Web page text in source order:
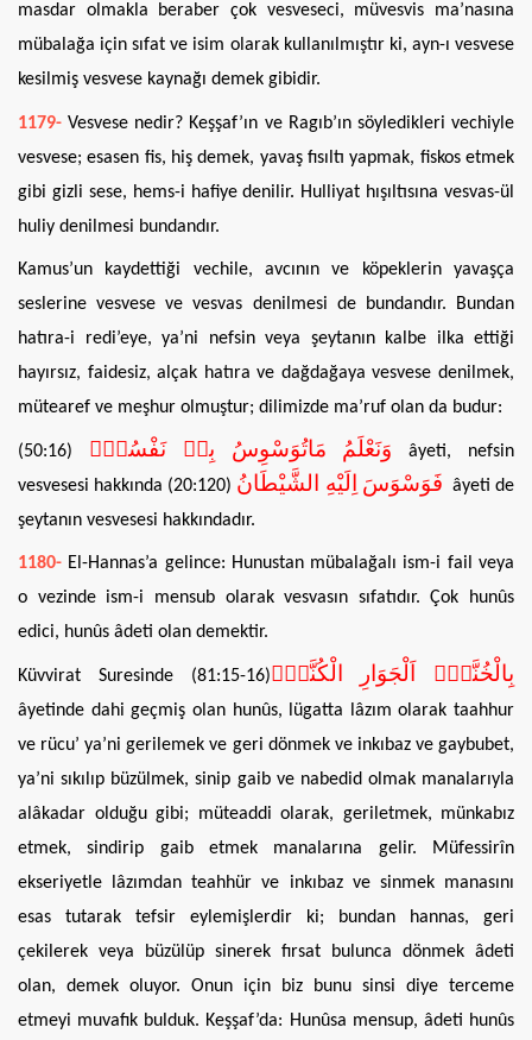
masdar olmakla beraber çok vesveseci, müvesvis ma’nasına
mübalağa için sıfat ve isim olarak kullanılmıştır ki, ayn-ı vesvese
kesilmiş vesvese kaynağı demek gibidir.
1179-Vesvese nedir? Keşşaf’ın ve Ragıb’ın söyledikleri vechiyle
vesvese; esasen fis, hiş demek, yavaş fısıltı yapmak, fiskos etmek
gibi gizli sese, hems-i hafiye denilir. Hulliyat hışıltısına vesvas-ül
huliy denilmesi bundandır.
Kamus’un kaydettiği vechile, avcının ve köpeklerin yavaşça
seslerine vesvese ve vesvas denilmesi de bundandır. Bundan
hatıra-i redi’eye, ya’ni nefsin veya şeytanın kalbe ilka ettiği
hayırsız, faidesiz, alçak hatıra ve dağdağaya vesvese denilmek,
mütearef ve meşhur olmuştur; dilimizde ma’ruf olan da budur:
(50:16) وَنَعْلَمُ مَاتُوَسْوِسُ بِه۪ نَفْسُهُۚ
âyeti, nefsin
vesvesesi hakkında (20:120) فَوَسْوَسَ اِلَيْهِ الشَّيْطَانُ âyeti de
şeytanın vesvesesi hakkındadır.
1180- El-Hannas’a gelince: Hunustan mübalağalı ism-i fail veya
o vezinde ism-i mensub olarak vesvasın sıfatıdır. Çok hunûs
edici, hunûs âdeti olan demektir.
Küvvirat Suresinde (81:15-16)بِالْخُنَّسِۙ اَلْجَوَارِ الْكُنَّسِۙ
âyetinde dahi geçmiş olan hunûs, lügatta lâzım olarak taahhur
ve rücu’ ya’ni gerilemek ve geri dönmek ve inkıbaz ve gaybubet,
ya’ni sıkılıp büzülmek, sinip gaib ve nabedid olmak manalarıyla
alâkadar olduğu gibi; müteaddi olarak, geriletmek, münkabız
etmek, sindirip gaib etmek manalarına gelir. Müfessirîn
ekseriyetle lâzımdan teahhür ve inkıbaz ve sinmek manasını
esas tutarak tefsir eylemişlerdir ki; bundan hannas, geri
çekilerek veya büzülüp sinerek fırsat bulunca dönmek âdeti
olan, demek oluyor. Onun için biz bunu sinsi diye terceme
etmeyi muvafık bulduk. Keşşaf’da: Hunûsa mensup, âdeti hunûs